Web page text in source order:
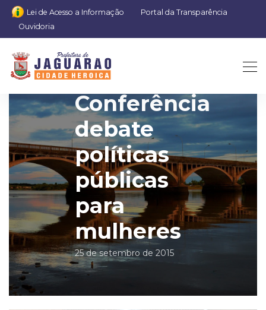
Lei de Acesso a Informação
Portal da Transparência
Ouvidoria
1ª
Conferência
debate
políticas
públicas
para
mulheres
25 de setembro de 2015